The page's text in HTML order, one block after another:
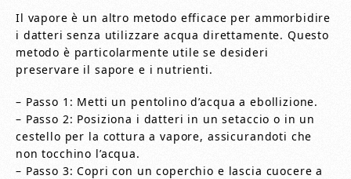
Il vapore è un altro metodo efficace per ammorbidire
i datteri senza utilizzare acqua direttamente. Questo
metodo è particolarmente utile se desideri
preservare il sapore e i nutrienti.
– Passo 1: Metti un pentolino d’acqua a ebollizione.
– Passo 2: Posiziona i datteri in un setaccio o in un
cestello per la cottura a vapore, assicurandoti che
non tocchino l’acqua.
– Passo 3: Copri con un coperchio e lascia cuocere a